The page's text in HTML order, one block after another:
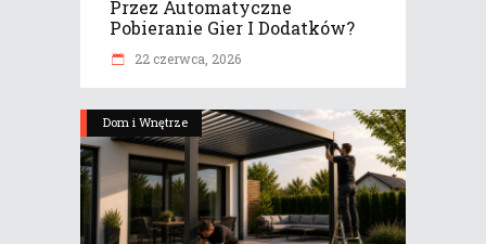
Przez Automatyczne
Pobieranie Gier I Dodatków?
22 czerwca, 2026
Dom i Wnętrze